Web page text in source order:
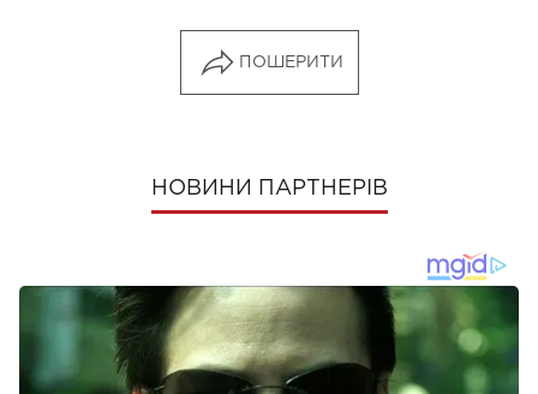
ПОШЕРИТИ
НОВИНИ ПАРТНЕРІВ